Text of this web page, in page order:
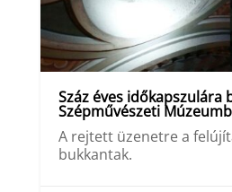
Száz éves időkapszulára
Szépművészeti
A rejtett üzenetre a
bukkantak.